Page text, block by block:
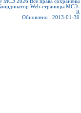
© МСЭ 2026 Все права сохранены
Web-страницы МСЭ-
R
Обновлено : 2013-01-30